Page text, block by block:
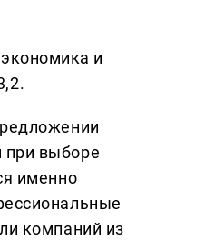
и
выборе
именно
компаний из